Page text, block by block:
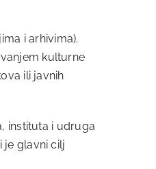
i arhivima).
kulturne
ili javnih
instituta i udruga
je glavni cilj